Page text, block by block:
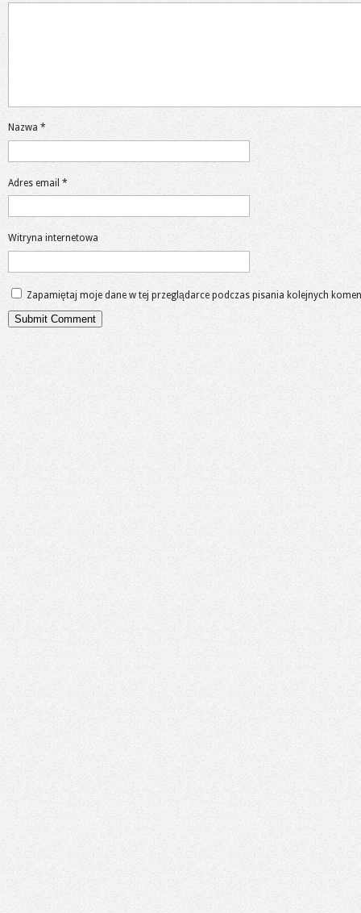
Nazwa *
Adres email *
Witryna internetowa
Zapamiętaj moje dane w tej przeglądarce podczas pisania kolejnych